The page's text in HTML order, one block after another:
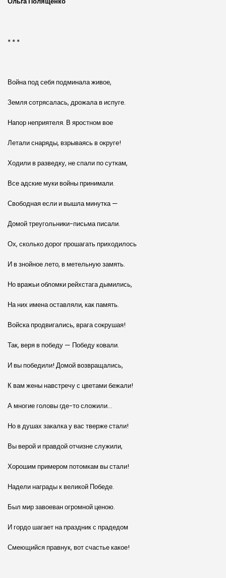
* * *
Война под себя подминала живое,
Земля сотрясалась, дрожала в испуге.
Напор неприятеля. В яростном вое
Летали снаряды, взрываясь в округе!
Ходили в разведку, не спали по суткам,
Все адские муки войны принимали.
Свободная если и вышла минутка —
Домой треугольники-письма писали.
Ох, сколько дорог прошагать приходилось
И в знойное лето, в метельную замять.
Но вражьи обломки рейхстага дымились,
На них имена оставляли, как память.
Войска продвигались, врага сокрушая!
Так, веря в победу — Победу ковали.
И вы победили! Домой возвращались,
К вам жены навстречу с цветами бежали!
А многие головы где-то сложили…
Но в душах закалка у вас тверже стали!
Вы верой и правдой отчизне служили,
Хорошим примером потомкам вы стали!
Надели награды к великой Победе.
Был мир завоеван огромной ценою.
И гордо шагает на праздник с прадедом
Смеющийся правнук, вот счастье какое!